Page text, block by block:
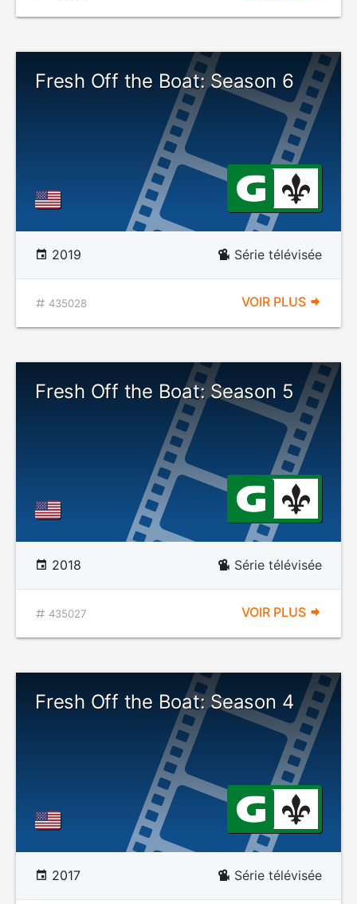
Fresh Off the Boat: Season 6
2019 Série télévisée
435028 VOIR PLUS
Fresh Off the Boat: Season 5
2018 Série télévisée
435027 VOIR PLUS
Fresh Off the Boat: Season 4
2017 Série télévisée